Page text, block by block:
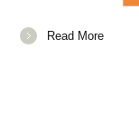
Read More